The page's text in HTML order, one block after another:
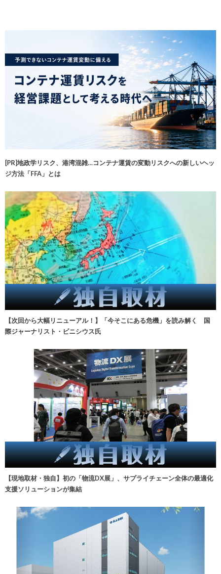
[PR]地政学リスク、港湾混雑…コンテナ運賃の変動リスクへの新しいヘッ
ジ方法「FFA」とは
【次回から大幅リニューアル！】「今そこにある危機」を読み解く 国
際ジャーナリスト・ビニシウス氏
【現地取材・独自】初の「物流DX展」、サプライチェーン全体の最適化
支援ソリューションが集結